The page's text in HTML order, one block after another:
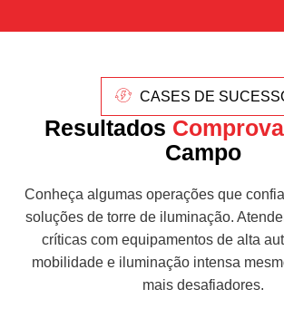
CASES DE
Resultados
Campo
Conheça algumas operações que
soluções de torre de iluminação.
críticas com equipamentos de alta
mobilidade e iluminação intensa
mais desafiadores.